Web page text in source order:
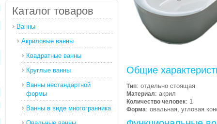
Каталог товаров
Ванны
Акриловые ванны
Квадратные ванны
Круглые ванны
Ванны нестандартной
формы
Ванны в виде многогранника
Общие
Тип: отдельно стоящая
Материал: акрил
Количество человек: 1
Форма: овальная, угловая